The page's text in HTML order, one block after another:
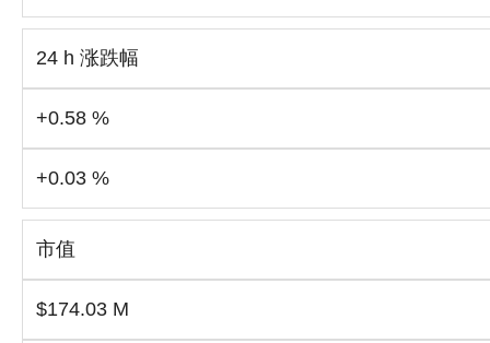
24 h 涨跌幅
+0.58 %
+0.03 %
市值
$174.03 M